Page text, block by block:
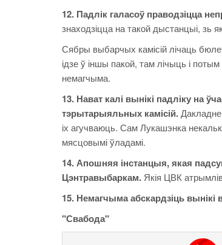
12. Падлік галасоў праводзіцца
знаходзіцца на такой дыстанцыі, зь
Сябры выбарчых камісій лічаць
ідзе ў іншы пакой, там лічыць і
немагчыма.
13. Нават калі вынікі падліку на
тэрытарыяльных камісій.
іх агучваюць. Сам Лукашэнка
мясцовымі ўладамі.
14. Апошняя інстанцыя, якая
Цэнтравыбаркам. Якія ЦВК
15. Немагчыма абскардзіць
"Свабода"